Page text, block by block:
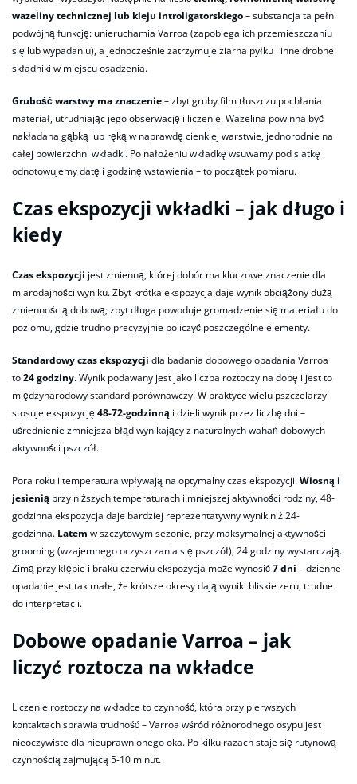
wazeliny technicznej lub kleju introligatorskiego– substancja ta pełni
podwójną funkcję: unieruchamia Varroa (zapobiega ich przemieszczaniu
się lub wypadaniu), a jednocześnie zatrzymuje ziarna pyłku i inne drobne
składniki w miejscu osadzenia.
Grubość warstwy ma znaczenie– zbyt gruby film tłuszczu pochłania
materiał, utrudniając jego obserwację i liczenie. Wazelina powinna być
nakładana gąbką lub ręką w naprawdę cienkiej warstwie, jednorodnie na
całej powierzchni wkładki. Po nałożeniu wkładkę wsuwamy pod siatkę i
odnotowujemy datę i godzinę wstawienia – to początek pomiaru.
Czas ekspozycji wkładki – jak długo i
kiedy
Czas ekspozycji jest zmienną, której dobór ma kluczowe znaczenie dla
miarodajności wyniku. Zbyt krótka ekspozycja daje wynik obciążony dużą
zmiennością dobową; zbyt długa powoduje gromadzenie się materiału do
poziomu, gdzie trudno precyzyjnie policzyć poszczególne elementy.
Standardowy czas ekspozycji dla badania dobowego opadania Varroa
to24 godziny. Wynik podawany jest jako liczba roztoczy na dobę i jest to
międzynarodowy standard porównawczy. W praktyce wielu pszczelarzy
stosuje ekspozycję48-72-godzinną i dzieli wynik przez liczbę dni –
uśrednienie zmniejsza błąd wynikający z naturalnych wahań dobowych
aktywności pszczół.
Pora roku i temperatura wpływają na optymalny czas ekspozycji.Wiosną i
jesienią przy niższych temperaturach i mniejszej aktywności rodziny, 48-
godzinna ekspozycja daje bardziej reprezentatywny wynik niż 24-
godzinna. Latem w szczytowym sezonie, przy maksymalnej aktywności
grooming (wzajemnego oczyszczania się pszczół), 24 godziny wystarczają.
Zimą przy kłębie i braku czerwiu ekspozycja może wynosić7 dni – dzienne
opadanie jest tak małe, że krótsze okresy dają wyniki bliskie zeru, trudne
do interpretacji.
Dobowe opadanie Varroa – jak
liczyć roztocza na wkładce
Liczenie roztoczy na wkładce to czynność, która przy pierwszych
kontaktach sprawia trudność – Varroa wśród różnorodnego osypu jest
nieoczywiste dla nieuprawnionego oka. Po kilku razach staje się rutynową
czynnością zajmującą 5-10 minut.